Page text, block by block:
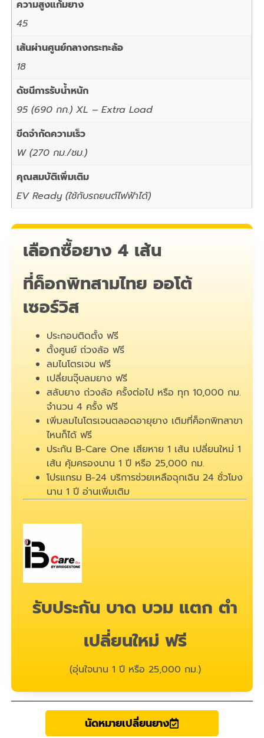
ความสูงแก้มยาง
45
เส้นผ่านศูนย์กลางกระทะล้อ
18
ดัชนีการรับน้ำหนัก
95 (690 กก.) XL – Extra Load
ขีดจำกัดความเร็ว
W (270 กม./ชม.)
คุณสมบัติเพิ่มเติม
EV Ready (ใช้กับรถยนต์ไฟฟ้าได้)
เลือกซื้อยาง 4 เส้น
ที่ค็อกพิทสามไทย ออโต้
เซอร์วิส
ประกอบติดตั้ง ฟรี
ตั้งศูนย์ ถ่วงล้อ ฟรี
ลมไนโตรเจน ฟรี
เปลี่ยนจุ๊บลมยาง ฟรี
สลับยาง ถ่วงล้อ ครั้งต่อไป หรือ ทุก 10,000 กม.
จำนวน 4 ครั้ง ฟรี
เพิ่มลมไนโตรเจนตลอดอายุยาง เติมที่ค็อกพิทสาขา
ไหนก็ได้ ฟรี
ประกัน B-Care One เสียหาย 1 เส้น เปลี่ยนใหม่ 1
เส้น คุ้มครองนาน 1 ปี หรือ 25,000 กม.
โปรแกรม B-24 บริการช่วยเหลือฉุกเฉิน 24 ชั่วโมง
นาน 1 ปีอ่านเพิ่มเติม
รับประกัน บาด บวม แตก ตำ
เปลี่ยนใหม่ ฟรี
(อุ่นใจนาน 1 ปี หรือ 25,000 กม.)
นัดหมายเปลี่ยนยาง